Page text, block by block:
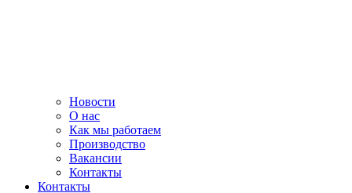
Новости
О нас
Как мы работаем
Производство
Вакансии
Контакты
Контакты